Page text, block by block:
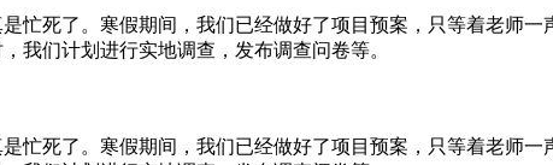
死了。寒假期间，我们已经做好了项目预案，只等着老师一
我们计划进行实地调查，发布调查问卷等。
死了。寒假期间，我们已经做好了项目预案，只等着老师一